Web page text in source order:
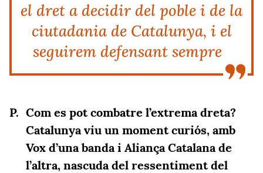
el dret a decidir del poble i de la
ciutadania de Catalunya, i el
seguirem defensant sempre
Com es pot combatre l’extrema dreta?
Catalunya viu un moment curiós, amb
Vox d’una banda i Aliança Catalana de
l’altra, nascuda del ressentiment del